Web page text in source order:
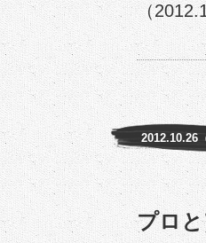
（
2012.10.26
プロ